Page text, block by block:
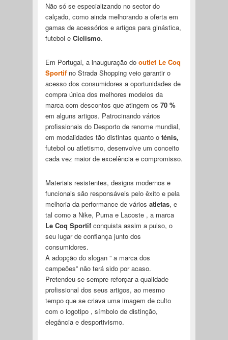
Não só se especializando no sector do
calçado, como ainda melhorando a oferta em
gamas de acessórios e artigos para ginástica,
futebol e Ciclismo.
Em Portugal, a inauguração dooutlet Le Coq
Sportif no Strada Shopping veio garantir o
acesso dos consumidores a oportunidades de
compra única dos melhores modelos da
marca com descontos que atingem os 70 %
em alguns artigos. Patrocinando vários
profissionais do Desporto de renome mundial,
em modalidades tão distintas quanto oténis,
futebol ou atletismo, desenvolve um conceito
cada vez maior de excelência e compromisso.
Materiais resistentes, designs modernos e
funcionais são responsáveis pelo êxito e pela
melhoria da performance de vários atletas, e
tal como a Nike, Puma e Lacoste , a marca
Le Coq Sportifconquista assim a pulso, o
seu lugar de confiança junto dos
consumidores.
A adopção do slogan ” a marca dos
campeões” não terá sido por acaso.
Pretendeu-se sempre reforçar a qualidade
profissional dos seus artigos, ao mesmo
tempo que se criava uma imagem de culto
com o logotipo , símbolo de distinção,
elegância e desportivismo.